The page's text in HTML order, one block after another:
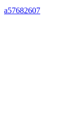
a57682607